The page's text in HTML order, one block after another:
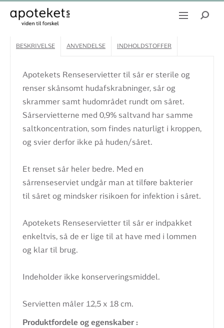
BESKRIVELSE ANVENDELSE INDHOLDSTOFFER
Apotekets Renseservietter til sår er sterile og
renser skånsomt hudafskrabninger, sår og
skrammer samt hudområdet rundt om såret.
Sårservietterne med 0,9% saltvand har samme
saltkoncentration, som findes naturligt i kroppen,
og svier derfor ikke på huden/såret.
Et renset sår heler bedre. Med en
sårrenseserviet undgår man at tilføre bakterier
til såret og mindsker risikoen for infektion i såret.
Apotekets Renseservietter til sår er indpakket
enkeltvis, så de er lige til at have med i lommen
og klar til brug.
Indeholder ikke konserveringsmiddel.
Servietten måler 12,5 x 18 cm.
Produktfordele og egenskaber :